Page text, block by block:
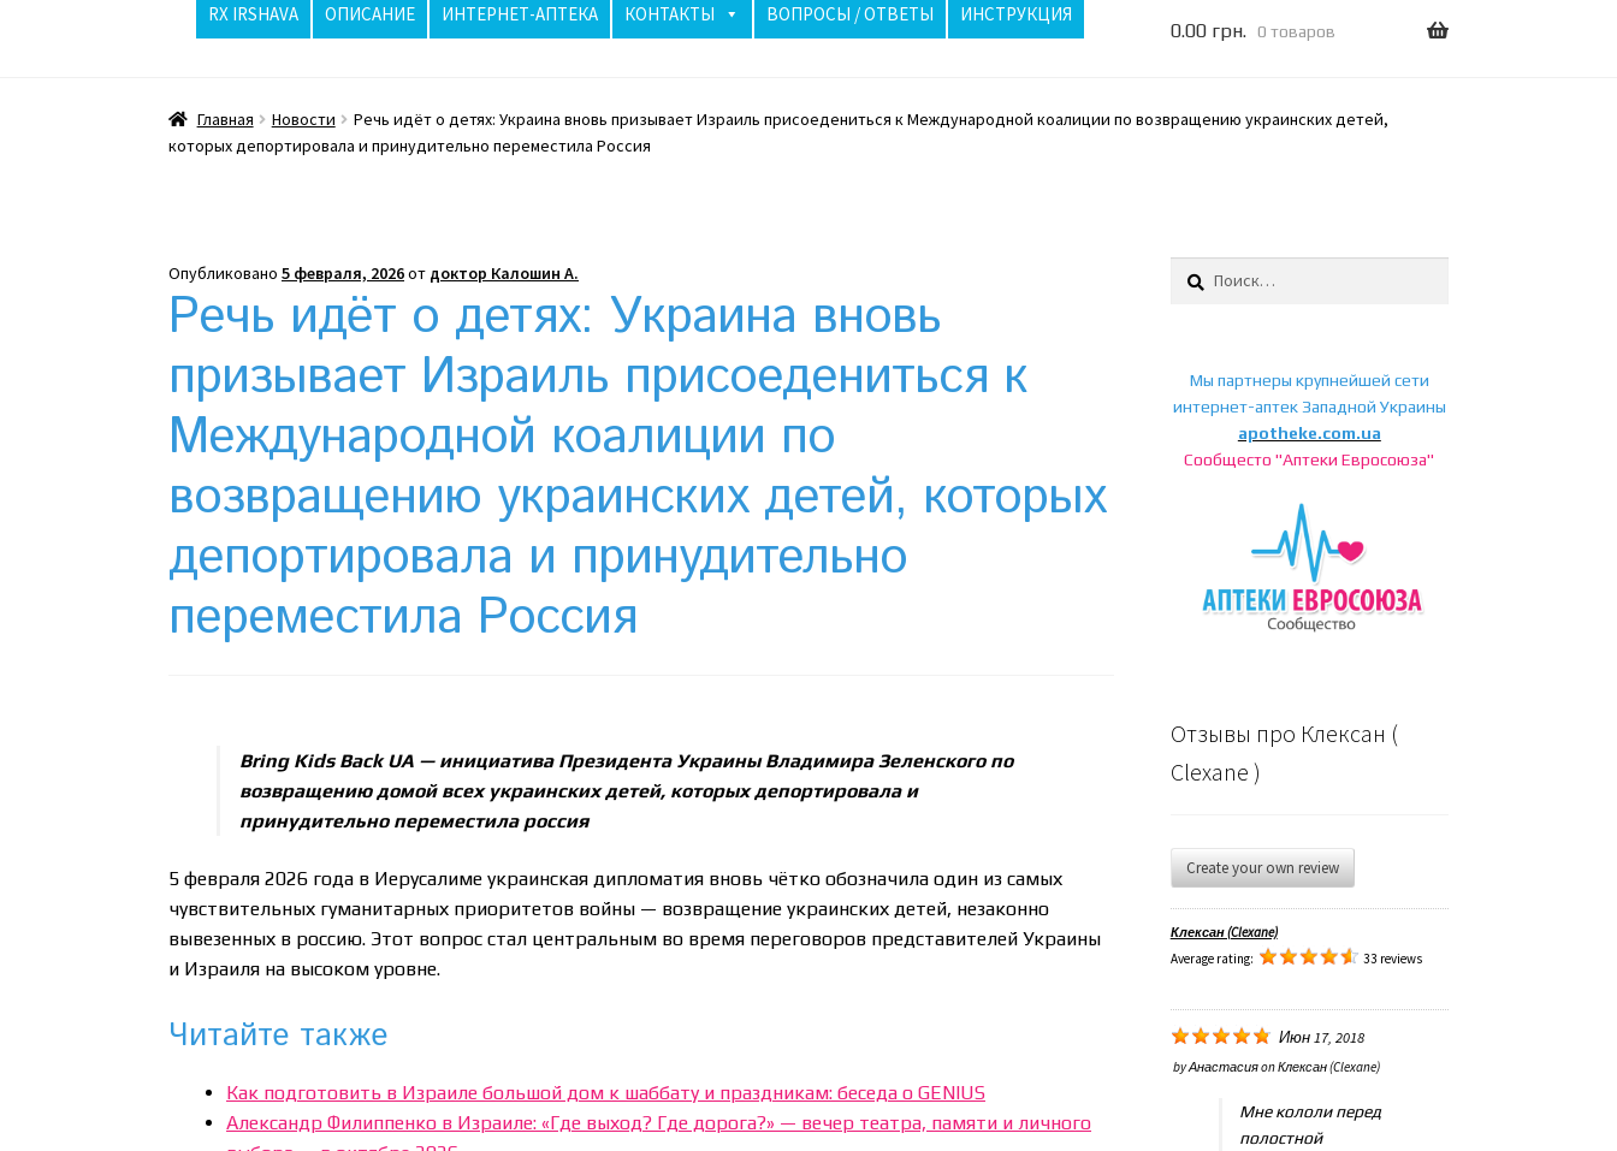
RX IRSHAVA ОПИСАНИЕ ИНТЕРНЕТ-АПТЕКА КОНТАКТЫ ВОПРОСЫ / ОТВЕТЫ ИНСТРУКЦИЯ
Жара бьёт рекорды, стриптизерши в Израиле бьют тревогу: как солнечные панели спасли ночь
Клексан описание
Отзывы про КлексанОформление заказа Политика конфиденциальности
Почему интернет-аптеки онлайн плохо приживаются в Израиле: закон, доверие и особенности рынка
РекомендацииСтатьи Страница-меню-2
0.00 грн. 0 товаров
Главная Новости
Речь идёт о детях: Украина вновь призывает Израиль присоедениться к Международной коалиции по возвращению украинских детей,
которых депортировала и принудительно переместила Россия
Опубликовано5 февраля, 2026от доктор Калошин А.
Речь идёт о детях: Украина вновь
призывает Израиль присоедениться к
Международной коалиции по
возвращению украинских детей, которых
депортировала и принудительно
переместила Россия
Bring Kids Back UA — инициатива Президента Украины Владимира Зеленского по
возвращению домой всех украинских детей, которых депортировала и
принудительно переместила россия
5 февраля 2026 года в Иерусалиме украинская дипломатия вновь чётко обозначила один из самых
чувствительных гуманитарных приоритетов войны — возвращение украинских детей, незаконно
вывезенных в россию. Этот вопрос стал центральным во время переговоров представителей Украины
и Израиля на высоком уровне.
Читайте также
Как подготовить в Израиле большой дом к шаббату и праздникам: беседа о GENIUS
Александр Филиппенко в Израиле: «Где выход? Где дорога?» — вечер театра, памяти и личного
Найти:
Мы партнеры крупнейшей сети
интернет-аптек Западной Украины
apotheke.com.ua
Сообщесто "Аптеки Евросоюза"
Отзывы про Клексан (
Clexane )
Create your own review
Клексан (Clexane)
Average rating:
33 reviews
Июн 17, 2018
byАнастасияonКлексан (Clexane)
Мне кололи перед
полостной